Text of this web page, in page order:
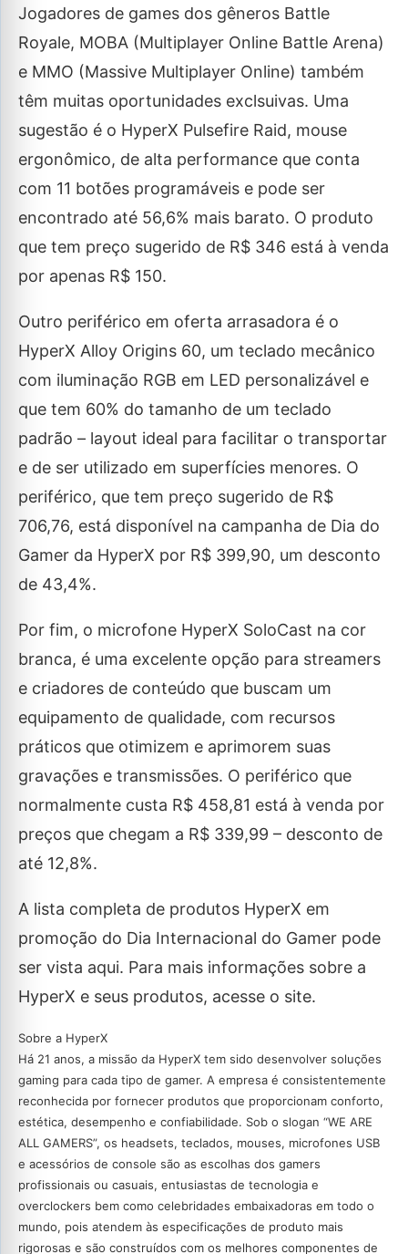
Jogadores de games dos gêneros Battle
Royale, MOBA (Multiplayer Online Battle Arena)
e MMO (Massive Multiplayer Online) também
têm muitas oportunidades exclsuivas. Uma
sugestão é o HyperX Pulsefire Raid, mouse
ergonômico, de alta performance que conta
com 11 botões programáveis e pode ser
encontrado até 56,6% mais barato. O produto
que tem preço sugerido de R$ 346 está à venda
por apenas R$ 150.
Outro periférico em oferta arrasadora é o
HyperX Alloy Origins 60, um teclado mecânico
com iluminação RGB em LED personalizável e
que tem 60% do tamanho de um teclado
padrão – layout ideal para facilitar o transportar
e de ser utilizado em superfícies menores. O
periférico, que tem preço sugerido de R$
706,76, está disponível na campanha de Dia do
Gamer da HyperX por R$ 399,90, um desconto
de 43,4%.
Por fim, o microfone HyperX SoloCast na cor
branca, é uma excelente opção para streamers
e criadores de conteúdo que buscam um
equipamento de qualidade, com recursos
práticos que otimizem e aprimorem suas
gravações e transmissões. O periférico que
normalmente custa R$ 458,81 está à venda por
preços que chegam a R$ 339,99 – desconto de
até 12,8%.
A lista completa de produtos HyperX em
promoção do Dia Internacional do Gamer pode
ser vista aqui. Para mais informações sobre a
HyperX e seus produtos, acesse o site.
Sobre a HyperX
Há 21 anos, a missão da HyperX tem sido desenvolver soluções
gaming para cada tipo de gamer. A empresa é consistentemente
reconhecida por fornecer produtos que proporcionam conforto,
estética, desempenho e confiabilidade. Sob o slogan “WE ARE
ALL GAMERS”, os headsets, teclados, mouses, microfones USB
e acessórios de console são as escolhas dos gamers
profissionais ou casuais, entusiastas de tecnologia e
overclockers bem como celebridades embaixadoras em todo o
mundo, pois atendem às especificações de produto mais
rigorosas e são construídos com os melhores componentes de